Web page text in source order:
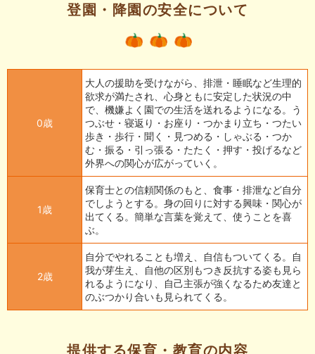
登園・降園の安全について
0歳
大人の援助を受けながら、排泄・睡眠など生理的
欲求が満たされ、心身ともに安定した状況の中
で、機嫌よく園での生活を送れるようになる。う
つぶせ・寝返り・お座り・つかまり立ち・つたい
歩き・歩行・聞く・見つめる・しゃぶる・つか
む・振る・引っ張る・たたく・押す・投げるなど
外界への関心が広がっていく。
1歳
保育士との信頼関係のもと、食事・排泄など自分
でしようとする。身の回りに対する興味・関心が
出てくる。簡単な言葉を覚えて、使うことを喜
ぶ。
2歳
自分でやれることも増え、自信もついてくる。自
我が芽生え、自他の区別もつき反抗する姿も見ら
れるようになり、自己主張が強くなるため友達と
のぶつかり合いも見られてくる。
提供する保育・教育の内容